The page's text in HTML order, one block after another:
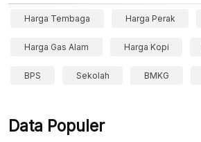
Harga Tembaga Harga Perak
Harga Gas Alam Harga Kopi
BPS Sekolah BMKG
Data Populer